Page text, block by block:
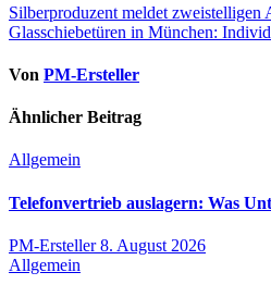
Beitragsnavigation
Silberproduzent meldet zweistelligen
Glasschiebetüren in München:
Von PM-Ersteller
Ähnlicher Beitrag
Allgemein
Telefonvertrieb auslagern: Was
PM-Ersteller8. August 2026
Allgemein